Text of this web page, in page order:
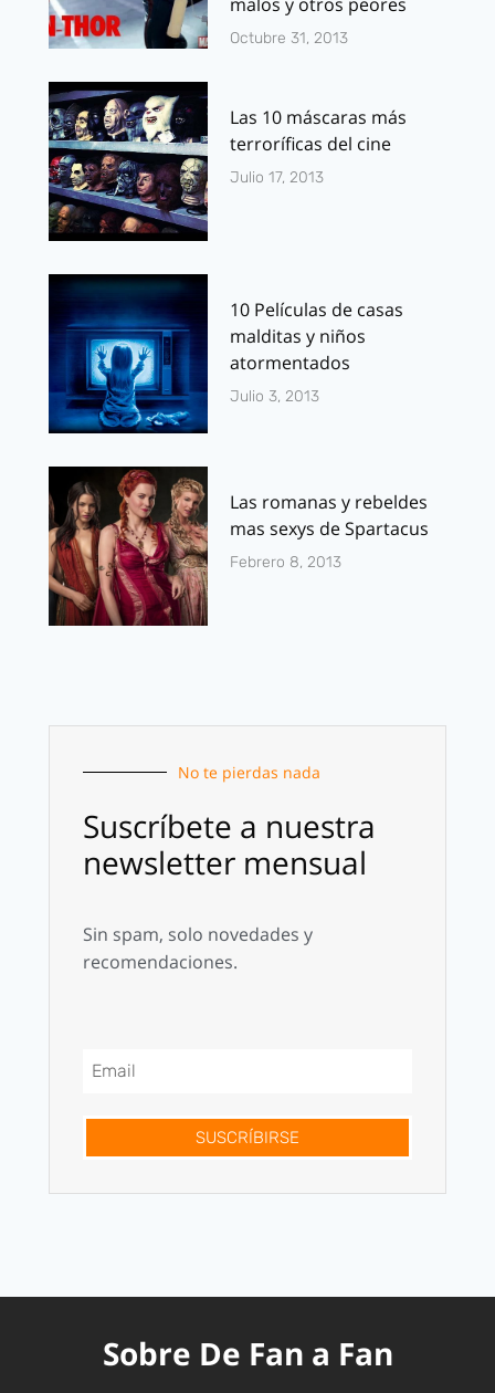
Octubre 31, 2013
Las 10 máscaras más
terroríficas del cine
Julio 17, 2013
10 Películas de casas
malditas y niños
atormentados
Julio 3, 2013
Las romanas y rebeldes
mas sexys de Spartacus
Febrero 8, 2013
No te pierdas nada
Suscríbete a nuestra
newsletter mensual
Sin spam, solo novedades y
recomendaciones.
SUSCRÍBIRSE
Sobre De Fan a Fan